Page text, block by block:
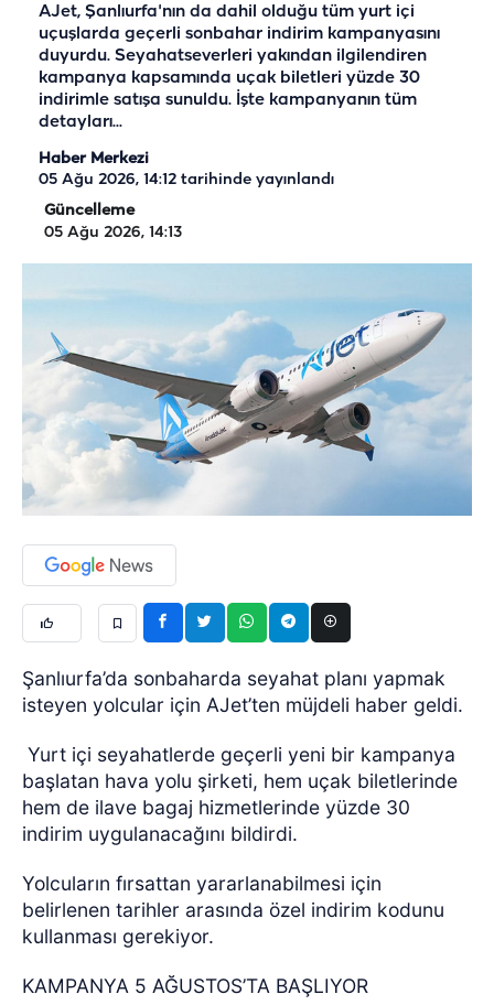
AJet, Şanlıurfa'nın da dahil olduğu tüm yurt içi
uçuşlarda geçerli sonbahar indirim kampanyasını
duyurdu. Seyahatseverleri yakından ilgilendiren
kampanya kapsamında uçak biletleri yüzde 30
indirimle satışa sunuldu. İşte kampanyanın tüm
detayları...
Haber Merkezi
05 Ağu 2026, 14:12 tarihinde yayınlandı
Güncelleme
05 Ağu 2026, 14:13
Şanlıurfa’da sonbaharda seyahat planı yapmak
isteyen yolcular için AJet’ten müjdeli haber geldi.
Yurt içi seyahatlerde geçerli yeni bir kampanya
başlatan hava yolu şirketi, hem uçak biletlerinde
hem de ilave bagaj hizmetlerinde yüzde 30
indirim uygulanacağını bildirdi.
Yolcuların fırsattan yararlanabilmesi için
belirlenen tarihler arasında özel indirim kodunu
kullanması gerekiyor.
KAMPANYA 5 AĞUSTOS’TA BAŞLIYOR